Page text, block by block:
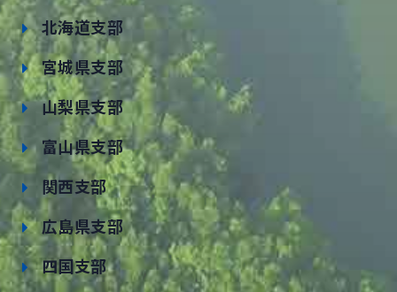
北海道支部
宮城県支部
山梨県支部
富山県支部
関西支部
広島県支部
四国支部